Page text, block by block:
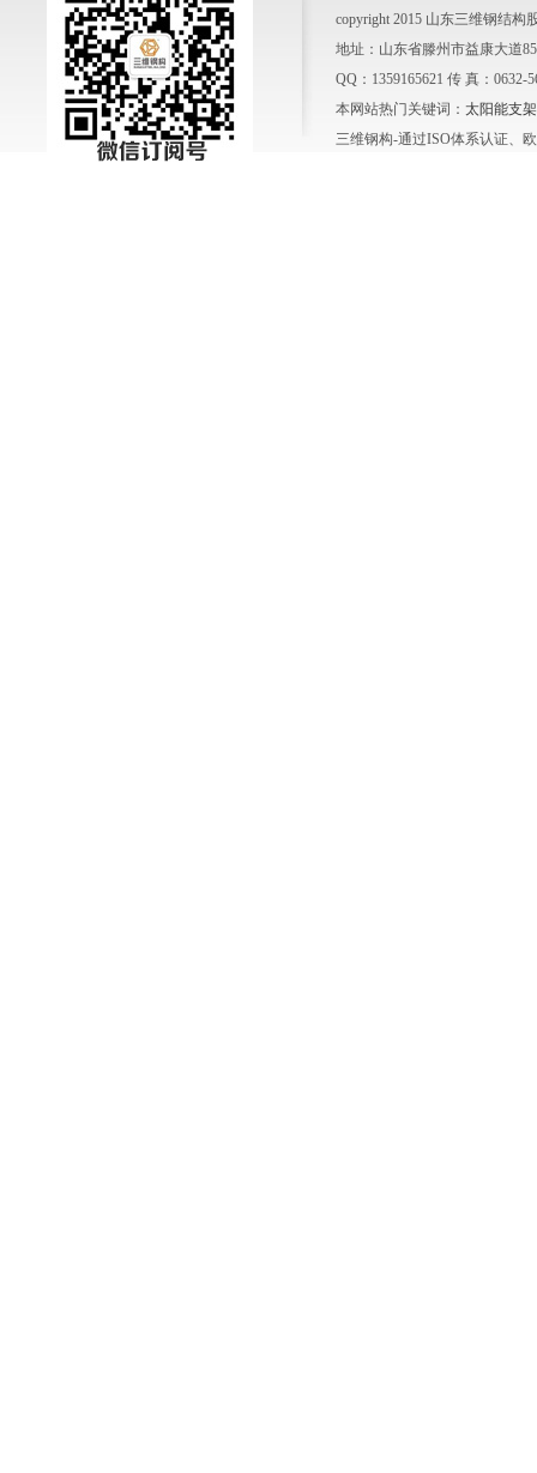
copyright 2015 山东三维钢结构
地址：山东省滕州市益康大道
QQ：1359165621 传 真：0632-
本网站热门关键词： 太阳能支架
三维钢构-通过ISO体系认证、